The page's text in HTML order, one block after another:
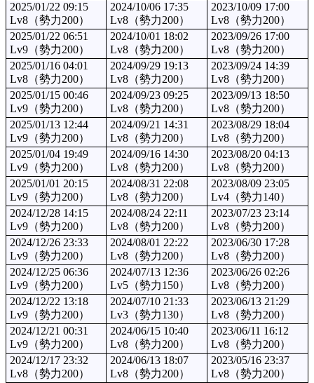
2025/01/22 09:15
Lv8（勢力200）
2024/10/06 17:35
Lv8（勢力200）
2023/10/09 17:00
Lv8（勢力200）
2025/01/22 06:51
Lv9（勢力200）
2024/10/01 18:02
Lv8（勢力200）
2023/09/26 17:00
Lv8（勢力200）
2025/01/16 04:01
Lv8（勢力200）
2024/09/29 19:13
Lv8（勢力200）
2023/09/24 14:39
Lv8（勢力200）
2025/01/15 00:46
Lv9（勢力200）
2024/09/23 09:25
Lv8（勢力200）
2023/09/13 18:50
Lv8（勢力200）
2025/01/13 12:44
Lv9（勢力200）
2024/09/21 14:31
Lv8（勢力200）
2023/08/29 18:04
Lv8（勢力200）
2025/01/04 19:49
Lv9（勢力200）
2024/09/16 14:30
Lv8（勢力200）
2023/08/20 04:13
Lv8（勢力200）
2025/01/01 20:15
Lv9（勢力200）
2024/08/31 22:08
Lv8（勢力200）
2023/08/09 23:05
Lv4（勢力140）
2024/12/28 14:15
Lv9（勢力200）
2024/08/24 22:11
Lv8（勢力200）
2023/07/23 23:14
Lv8（勢力200）
2024/12/26 23:33
Lv9（勢力200）
2024/08/01 22:22
Lv8（勢力200）
2023/06/30 17:28
Lv8（勢力200）
2024/12/25 06:36
Lv9（勢力200）
2024/07/13 12:36
Lv5（勢力150）
2023/06/26 02:26
Lv8（勢力200）
2024/12/22 13:18
Lv9（勢力200）
2024/07/10 21:33
Lv3（勢力130）
2023/06/13 21:29
Lv8（勢力200）
2024/12/21 00:31
Lv9（勢力200）
2024/06/15 10:40
Lv8（勢力200）
2023/06/11 16:12
Lv8（勢力200）
2024/12/17 23:32
Lv8（勢力200）
2024/06/13 18:07
Lv8（勢力200）
2023/05/16 23:37
Lv8（勢力200）